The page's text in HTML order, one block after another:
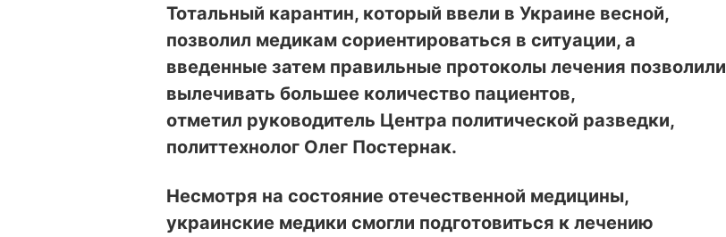
Тотальный карантин, который ввели в Украине весной,
позволил медикам сориентироваться в ситуации, а
введенные затем правильные протоколы лечения позволили
вылечивать большее количество пациентов,
отметил руководитель Центра политической разведки,
политтехнолог Олег Постернак.
Несмотря на состояние отечественной медицины,
украинские медики смогли подготовиться к лечению